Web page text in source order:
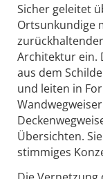
Sicher geleitet
Ortsunkundige
Architektur ein.
aus dem
und leiten in
Übersichten.
stimmiges